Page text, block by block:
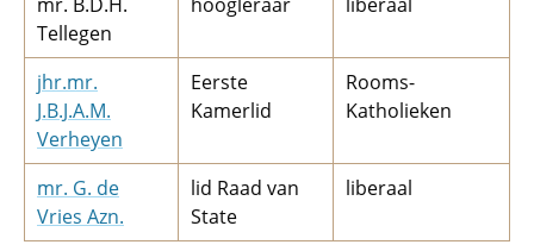
Tellegen
jhr.mr.
J.B.J.A.M.
Verheyen
Eerste
Kamerlid
Rooms-
Katholieken
mr. G. de
Vries Azn.
lid Raad van
State
liberaal